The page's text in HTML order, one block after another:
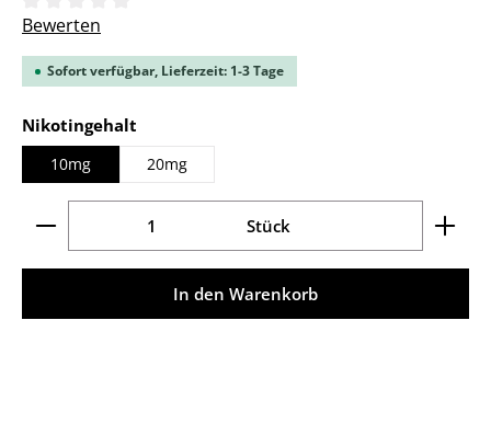
Durchschnittliche Bewertung von 0 von 5 Sternen
Bewerten
Sofort verfügbar, Lieferzeit: 1-3 Tage
Nikotingehalt
10mg 20mg
Produkt Anzahl: Gib den gewünschten Wert ein
Stück
In den Warenkorb